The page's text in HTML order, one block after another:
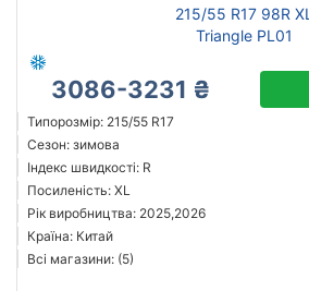
215/55 R17 98R XL
Triangle PL01
3086-3231 ₴
Типорозмір: 215/55 R17
Сезон: зимова
Індекс швидкості: R
Посиленість: XL
Рік виробництва: 2025,2026
Країна: Китай
Всі магазини: (5)